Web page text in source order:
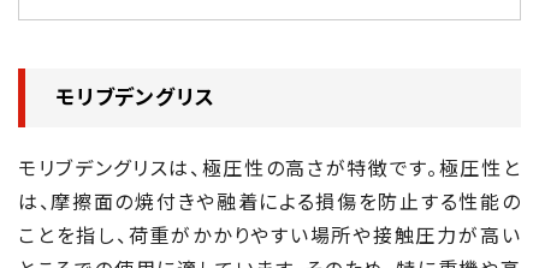
モリブデングリス
モリブデングリスは、極圧性の高さが特徴です。極圧性と
は、摩擦面の焼付きや融着による損傷を防止する性能の
ことを指し、荷重がかかりやすい場所や接触圧力が高い